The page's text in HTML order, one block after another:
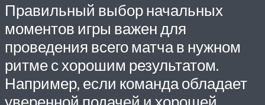
Правильный выбор начальных
моментов игры важен для
проведения всего матча в нужном
ритме с хорошим результатом.
Например, если команда обладает
уверенной подачей и хорошей